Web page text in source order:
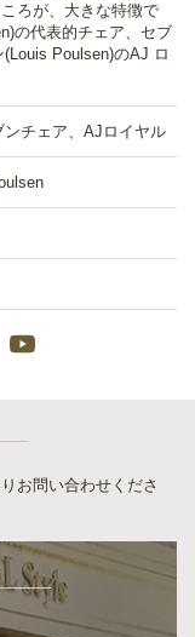
ろが、大きな特徴で
の代表的チェア、セブ
Poulsen)のAJ ロ
ンチェア、AJロイヤル
お問い合わせくださ